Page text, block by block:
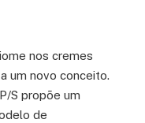
nos cremes
um novo conceito.
S propõe um
de